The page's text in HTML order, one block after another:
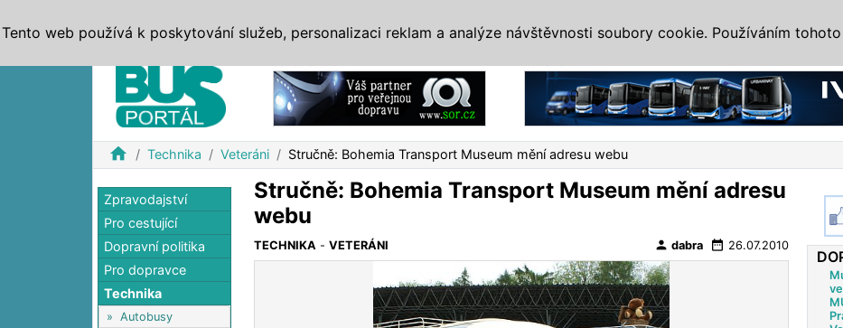
home Technika Veteráni Stručně: Bohemia Transport Museum mění adresu webu
Zpravodajství
Pro cestující
Dopravní politika
Pro dopravce
Technika
» Autobusy
Stručně: Bohemia Transport Museum mění adresu
webu
TECHNIKA -VETERÁNI person dabra date_range 26.07.2010
Tento web používá k poskytování služeb, personalizaci reklam a analýze návštěvnosti soubory cookie. Používáním